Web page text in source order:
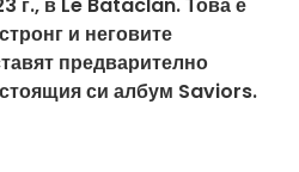
г., в Le Bataclan. Това е
и неговите
предварително
си албум Saviors.